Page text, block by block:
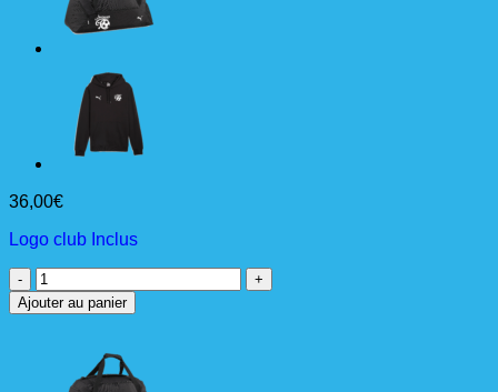
36,00€
Logo club Inclus
quantité
de
TeamGOAL
Ajouter au panier